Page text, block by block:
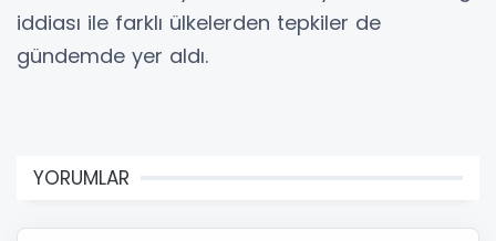
iddiası ile farklı ülkelerden tepkiler de
gündemde yer aldı.
YORUMLAR